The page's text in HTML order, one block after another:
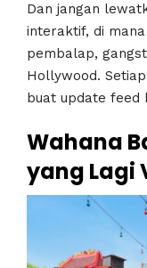
Dan jangan
interaktif, di
pembalap,
Hollywood.
buat update feed
Wahana
yang Lagi